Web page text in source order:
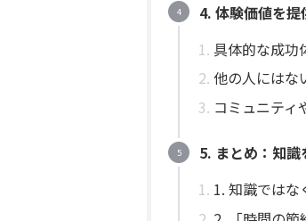
4. 体験価値を
具体的な成功
他の人にはな
コミュニティ
5. まとめ：知識
1. 知識ではな